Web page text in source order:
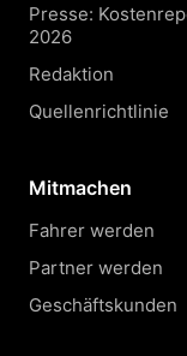
Presse:
2026
Redaktion
Quellenrichtlinie
Mitmachen
Fahrer werden
Partner werden
Geschäftskunden